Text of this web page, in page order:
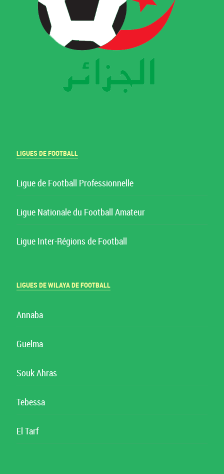
LIGUES DE FOOTBALL
Ligue de Football Professionnelle
Ligue Nationale du Football Amateur
Ligue Inter-Régions de Football
LIGUES DE WILAYA DE FOOTBALL
Annaba
Guelma
Souk Ahras
Tebessa
El Tarf